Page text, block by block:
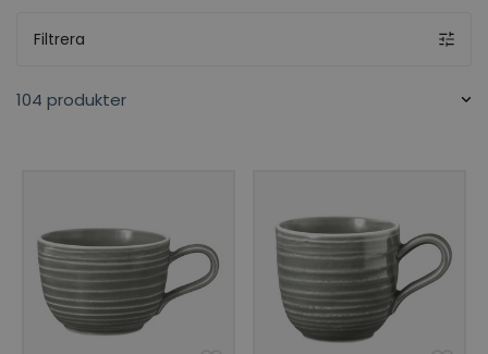
Filtrera
104 produkter